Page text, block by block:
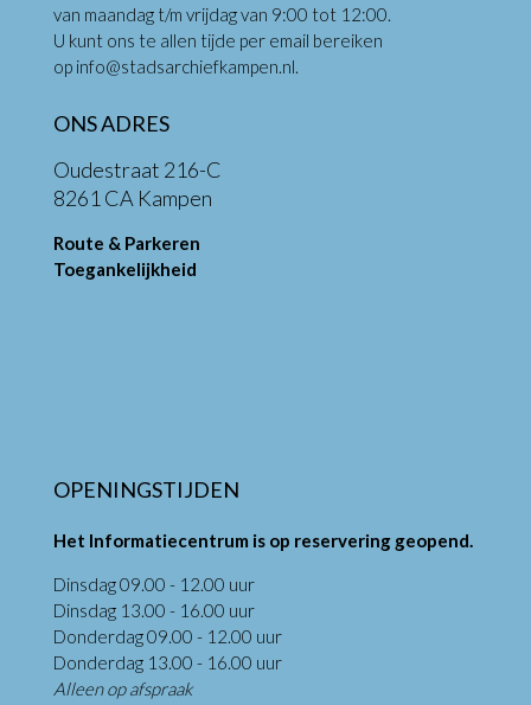
van maandag t/m vrijdag van 9:00 tot 12:00.
U kunt ons te allen tijde per email bereiken
op info@stadsarchiefkampen.nl.
ONS ADRES
Oudestraat 216-C
8261 CA Kampen
Route & Parkeren
Toegankelijkheid
OPENINGSTIJDEN
Het Informatiecentrum is op reservering geopend.
Dinsdag 09.00 - 12.00 uur
Dinsdag 13.00 - 16.00 uur
Donderdag 09.00 - 12.00 uur
Donderdag 13.00 - 16.00 uur
Alleen op afspraak